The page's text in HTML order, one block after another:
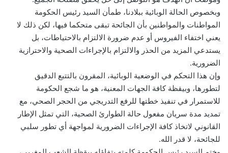
وبخصوص الحالة الوبائية ببلادنا، طمأن السيد رئيس الحكومة
المواطنات والمواطنين بأن الجائحة تبقى متحكما فيها، لكن ذلك لا
يعني اختفاء الفيروس أو عدم ضرورة الالتزام بالاحتياطات، بل
يستدعي المزيد من الحذر والالتزام بالإجراءات الصحية والاحترازية
الضرورية.
وإن هذا التحكم في الوضعية الوبائية، المقرون بالتتبع الدقيق
لتطورها، وبيقظة كافة الجهات المعنية، هو ما شجع الحكومة
للاستمرار في تنفيذ خطتها للرفع التدريجي من الحجر الصحي، مع
تمديد مدة سريان مفعول حالة الطوارئ الصحية، التي تمثل الإطار
القانوني لاتخاذ كافة الإجراءات الضرورية لمواجهة أي تطور سلبي
للجائحة، لا قدر الله.